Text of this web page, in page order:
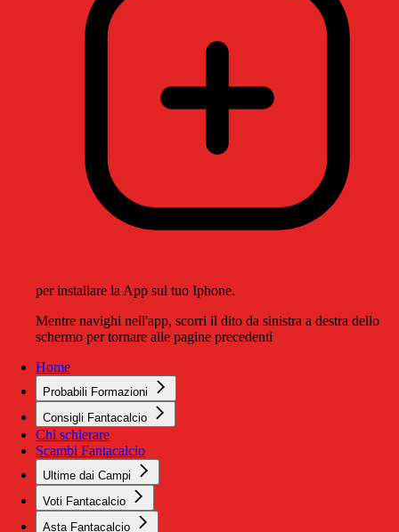
per installare la App sul tuo Iphone.
Mentre navighi nell'app, scorri il dito da sinistra a destra dello
schermo per tornare alle pagine precedenti
Home
Probabili Formazioni
Consigli Fantacalcio
Chi schierare
Scambi Fantacalcio
Ultime dai Campi
Voti Fantacalcio
Asta Fantacalcio